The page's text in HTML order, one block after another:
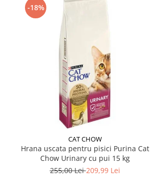
-18%
CAT CHOW
Hrana uscata pentru pisici Purina Cat
Chow Urinary cu pui 15 kg
255,00 Lei209,99 Lei